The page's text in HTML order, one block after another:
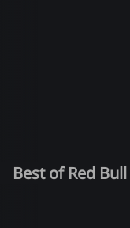
Best of Red Bull